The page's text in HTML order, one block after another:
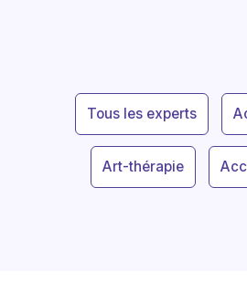
Tous les experts
Art-thérapie